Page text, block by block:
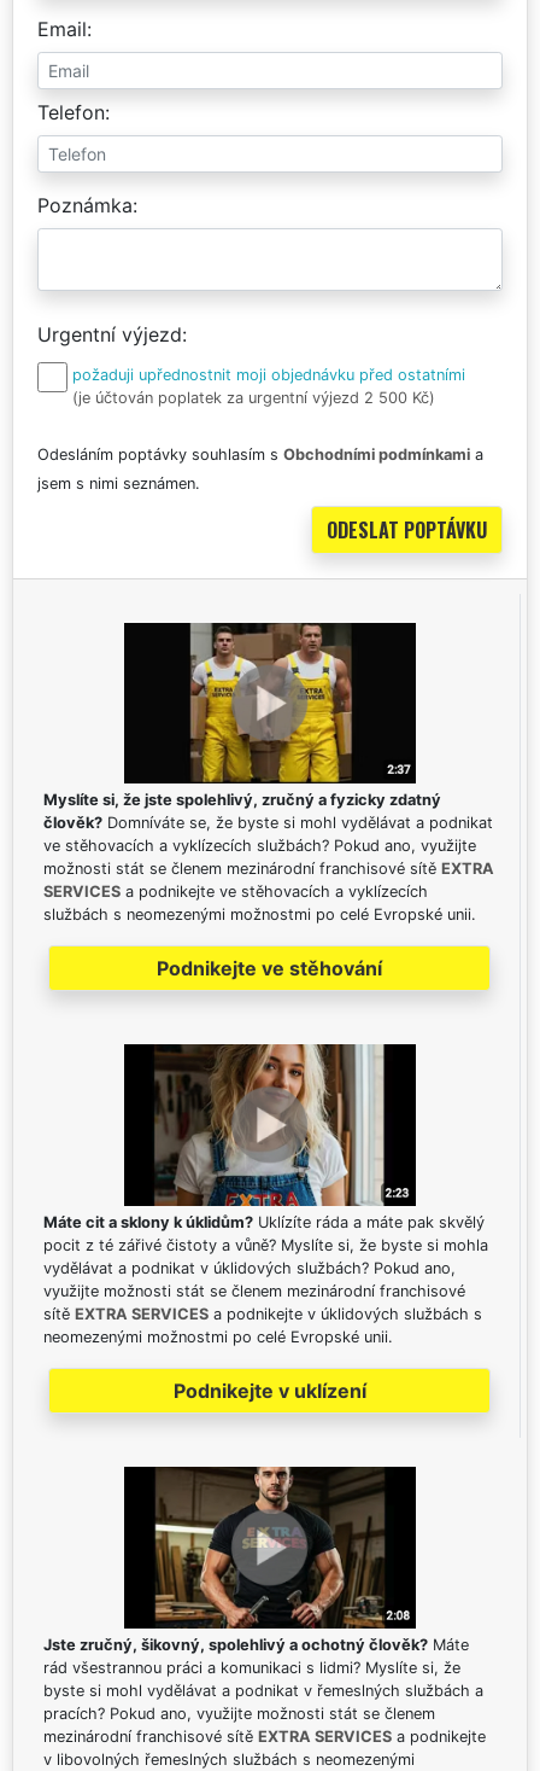
Email
Telefon
Poznámka
Urgentní výjezd
požaduji upřednostnit moji objednávku před ostatními
(je účtován poplatek za urgentní výjezd 2 500 Kč)
Odesláním poptávky souhlasím s Obchodními podmínkami a
jsem s nimi seznámen.
Myslíte si, že jste spolehlivý, zručný a fyzicky zdatný
člověk? Domníváte se, že byste si mohl vydělávat a podnikat
ve stěhovacích a vyklízecích službách? Pokud ano, využijte
možnosti stát se členem mezinárodní franchisové sítě EXTRA
SERVICES a podnikejte ve stěhovacích a vyklízecích
službách s neomezenými možnostmi po celé Evropské unii.
Podnikejte ve stěhování
Máte cit a sklony k úklidům? Uklízíte ráda a máte pak skvělý
pocit z té zářivé čistoty a vůně? Myslíte si, že byste si mohla
vydělávat a podnikat v úklidových službách? Pokud ano,
využijte možnosti stát se členem mezinárodní franchisové
sítě EXTRA SERVICES a podnikejte v úklidových službách s
neomezenými možnostmi po celé Evropské unii.
Podnikejte v uklízení
Jste zručný, šikovný, spolehlivý a ochotný člověk? Máte
rád všestrannou práci a komunikaci s lidmi? Myslíte si, že
byste si mohl vydělávat a podnikat v řemeslných službách a
pracích? Pokud ano, využijte možnosti stát se členem
mezinárodní franchisové sítě EXTRA SERVICES a podnikejte
v libovolných řemeslných službách s neomezenými